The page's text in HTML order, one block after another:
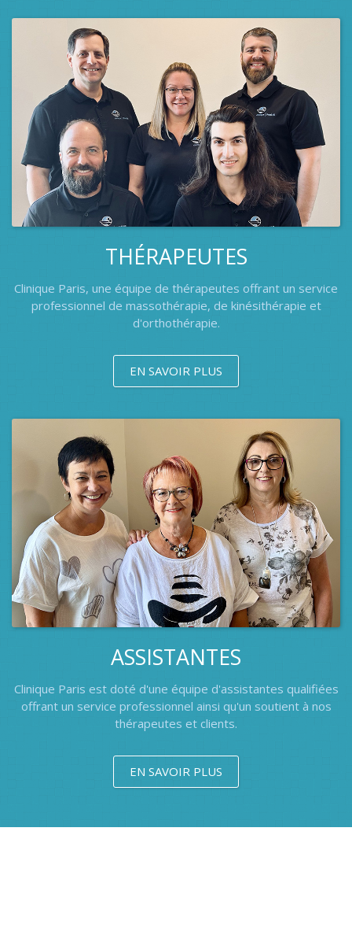
THÉRAPEUTES
Clinique Paris, une équipe de thérapeutes offrant un service
professionnel de massothérapie, de kinésithérapie et
d'orthothérapie.
EN SAVOIR PLUS
ASSISTANTES
Clinique Paris est doté d'une équipe d'assistantes qualifiées
offrant un service professionnel ainsi qu'un soutient à nos
thérapeutes et clients.
EN SAVOIR PLUS